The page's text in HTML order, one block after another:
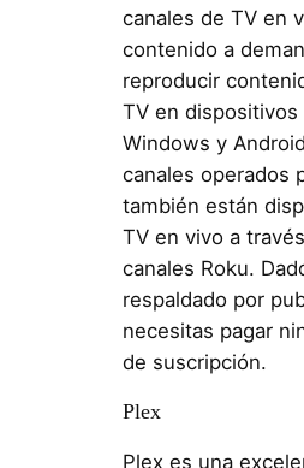
canales de TV en
contenido a
reproducir
TV en dispositivos
Windows y
canales operados
también están
TV en vivo a
canales Roku.
respaldado por
necesitas pagar
de suscripción.
Plex
Plex es una